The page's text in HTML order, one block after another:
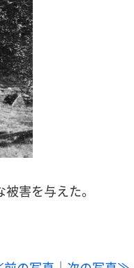
害を与えた。